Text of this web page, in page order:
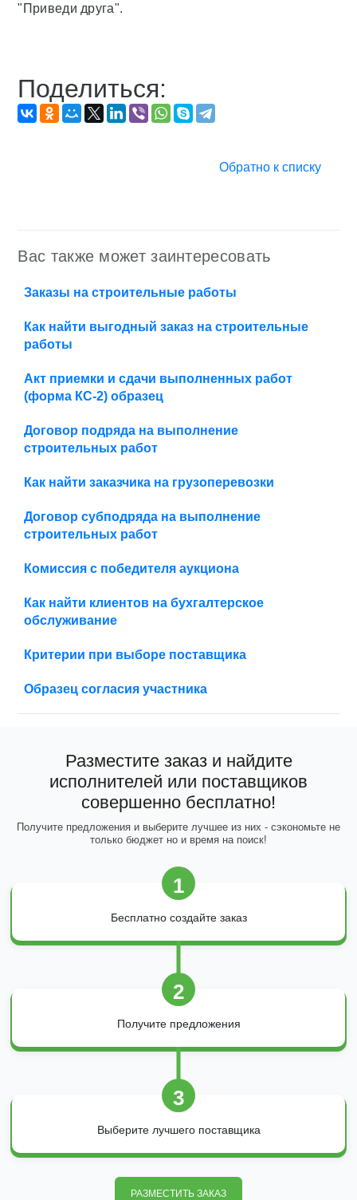
"Приведи друга".
Поделиться:
Обратно к списку
Вас также может заинтересовать
Заказы на строительные работы
Как найти выгодный заказ на строительные
работы
Акт приемки и сдачи выполненных работ
(форма КС-2) образец
Договор подряда на выполнение
строительных работ
Как найти заказчика на грузоперевозки
Договор субподряда на выполнение
строительных работ
Комиссия с победителя аукциона
Как найти клиентов на бухгалтерское
обслуживание
Критерии при выборе поставщика
Образец согласия участника
Разместите заказ и найдите
исполнителей или поставщиков
совершенно бесплатно!
Получите предложения и выберите лучшее из них - сэкономьте не
только бюджет но и время на поиск!
1
Бесплатно создайте заказ
2
Получите предложения
3
Выберите лучшего поставщика
РАЗМЕСТИТЬ ЗАКАЗ